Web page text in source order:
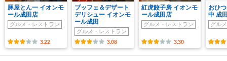
豚屋とん一 イオンモ
ール成田店
グルメ・レストラン
3.22
ブッフェ＆デザート
デリシュー イオンモ
ール成田
グルメ・レストラン
3.08
紅虎餃子房 イオンモ
ール成田店
グルメ・レストラン
3.30
おひ
中 成
グル